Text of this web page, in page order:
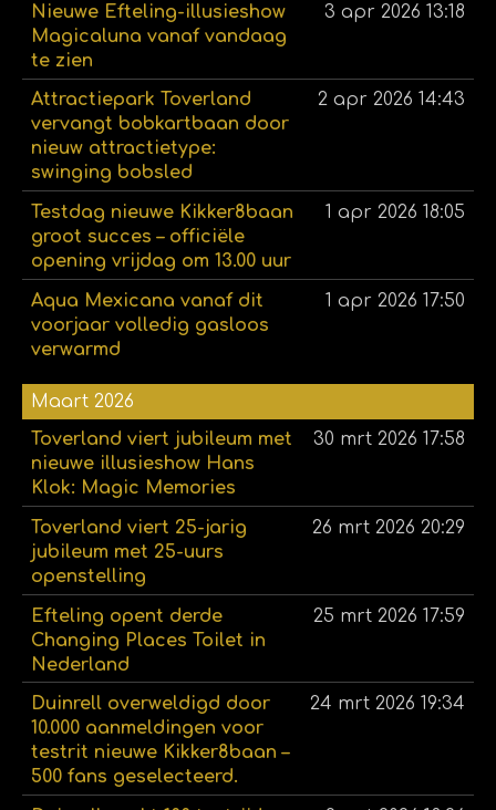
Nieuwe Efteling-illusieshow
Magicaluna vanaf vandaag
te zien
3 apr 2026 13:18
Attractiepark Toverland
vervangt bobkartbaan door
nieuw attractietype:
swinging bobsled
2 apr 2026 14:43
Testdag nieuwe Kikker8baan
groot succes – officiële
opening vrijdag om 13.00 uur
1 apr 2026 18:05
Aqua Mexicana vanaf dit
voorjaar volledig gasloos
verwarmd
1 apr 2026 17:50
Maart 2026
Toverland viert jubileum met
nieuwe illusieshow Hans
Klok: Magic Memories
30 mrt 2026 17:58
Toverland viert 25-jarig
jubileum met 25-uurs
openstelling
26 mrt 2026 20:29
Efteling opent derde
Changing Places Toilet in
Nederland
25 mrt 2026 17:59
Duinrell overweldigd door
10.000 aanmeldingen voor
testrit nieuwe Kikker8baan –
500 fans geselecteerd.
24 mrt 2026 19:34